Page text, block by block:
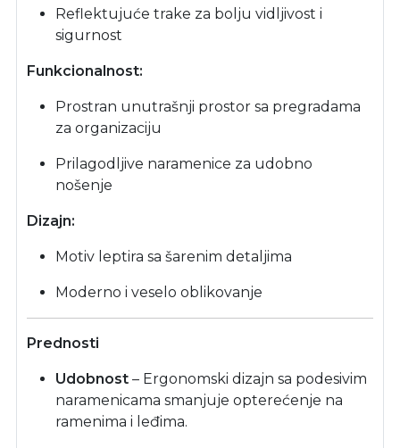
Reflektujuće trake za bolju vidljivost i
sigurnost
Funkcionalnost:
Prostran unutrašnji prostor sa pregradama
za organizaciju
Prilagodljive naramenice za udobno
nošenje
Dizajn:
Motiv leptira sa šarenim detaljima
Moderno i veselo oblikovanje
Prednosti
Udobnost – Ergonomski dizajn sa podesivim
naramenicama smanjuje opterećenje na
ramenima i leđima.